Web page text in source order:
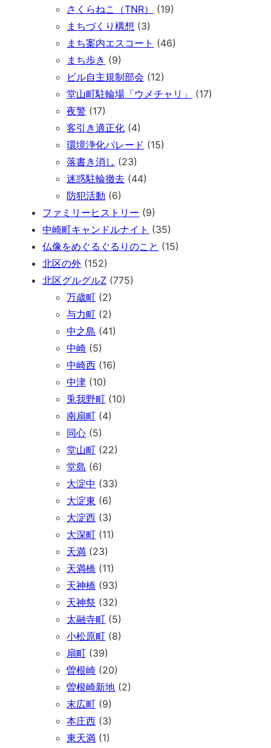
さくらねこ（TNR）
(19)
まちづくり構想 (3)
まち案内エスコート (46)
まち歩き (9)
ビル自主規制部会 (12)
堂山町駐輪場「ウメチャリ」
(17)
夜警 (17)
客引き適正化 (4)
環境浄化パレード (15)
落書き消し (23)
迷惑駐輪撤去 (44)
防犯活動 (6)
ファミリーヒストリー (9)
中崎町キャンドルナイト (35)
仏像をめぐるぐるりのこと (15)
北区の外 (152)
北区グルグルZ (775)
万歳町 (2)
与力町 (2)
中之島 (41)
中崎 (5)
中崎西 (16)
中津 (10)
兎我野町 (10)
南扇町 (4)
同心 (5)
堂山町 (22)
堂島 (6)
大淀中 (33)
大淀東 (6)
大淀西 (3)
大深町 (11)
天満 (23)
天満橋 (11)
天神橋 (93)
天神祭 (32)
太融寺町 (5)
小松原町 (8)
扇町 (39)
曽根崎 (20)
曽根崎新地 (2)
末広町 (9)
本庄西 (3)
東天満 (1)